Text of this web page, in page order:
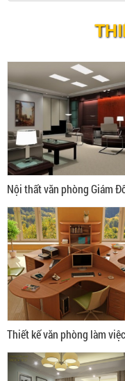
Nội thất văn phòng Giám
Thiết kế văn phòng làm việc